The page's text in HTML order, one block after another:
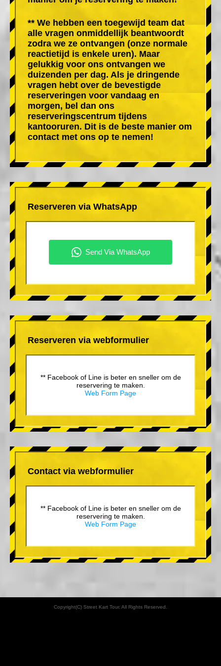
** We hebben een toegewijd team dat
alle vragen onmiddellijk beantwoordt
zodra we ze ontvangen (onze normale
reactietijd is enkele uren). Maar
gelukkig voor ons ontvangen we
duizenden per dag. Als je dringende
vragen hebt over de bevestigde
reserveringen voor vandaag en
morgen, bel dan ons
reserveringscentrum tijdens
kantooruren. Dit is de beste manier om
contact met ons op te nemen!
Reserveren via WhatsApp
Reserveren via webformulier
** Facebook of Line is beter en sneller om de
reservering te maken.
Web Form Page
Contact via webformulier
** Facebook of Line is beter en sneller om de
reservering te maken.
Web Form Page
Copyright(C) Street Kart Tour. All Rights Reserved.